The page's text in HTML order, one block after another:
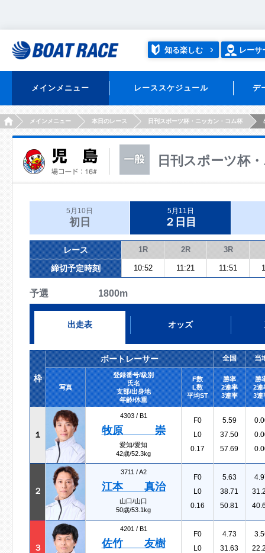
知る楽しむ レーサ
メインメニュー レーススケジュール デ
HOMEメインメニュー 本日のレース 日刊スポーツ杯・ニッカン・コム杯
日刊スポーツ杯
5月10日
初日
5月11日
２日目
レース 1R 2R 3R
締切予定時刻 10:52 11:21 11:51
予選 1800m
出走表 オッズ
枠
ボートレーサー 全国 当
写真
登録番号/級別
氏名
支部/出身地
年齢/体重
F数
L数
平均ST
勝率
2連率
3連率
勝
2連
3連
１
4303 / B1
牧原 崇
愛知/愛知
42歳/52.3kg
F0
L0
0.17
5.59
37.50
57.69
２
3711 /A2
江本 真治
山口/山口
50歳/53.1kg
F0
L0
0.16
5.63
38.71
50.81
３
4201 / B1
佐竹 友樹
F0
L0
4.73
31.63